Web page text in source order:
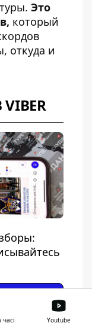
Это
который
откуда и
часі Youtube